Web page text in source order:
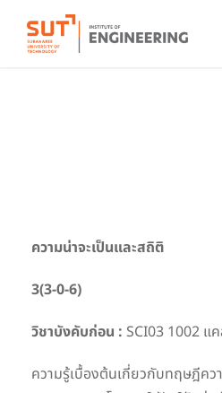
ความน่าจะเป็นและสถิติ
3(3-0-6)
วิชาบังคับก่อน : SCI03 1002 แ
ความรู้เบื้องต้นเกี่ยวกับทฤษฎีคว